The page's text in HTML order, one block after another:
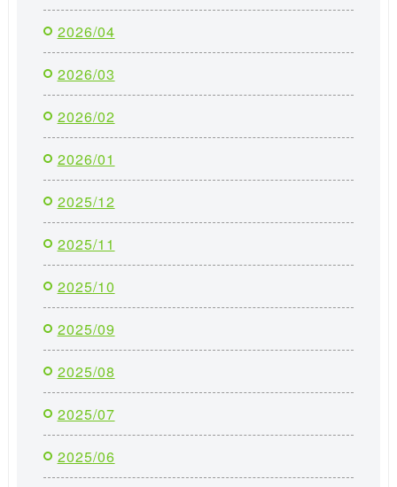
2026/04
2026/03
2026/02
2026/01
2025/12
2025/11
2025/10
2025/09
2025/08
2025/07
2025/06